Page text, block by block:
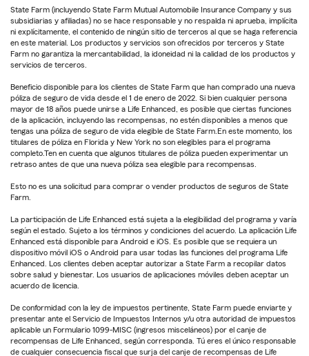
State Farm (incluyendo State Farm Mutual Automobile Insurance Company y sus
subsidiarias y afiliadas) no se hace responsable y no respalda ni aprueba, implícita
ni explícitamente, el contenido de ningún sitio de terceros al que se haga referencia
en este material. Los productos y servicios son ofrecidos por terceros y State
Farm no garantiza la mercantabilidad, la idoneidad ni la calidad de los productos y
servicios de terceros.
Beneficio disponible para los clientes de State Farm que han comprado una nueva
póliza de seguro de vida desde el 1 de enero de 2022. Si bien cualquier persona
mayor de 18 años puede unirse a Life Enhanced, es posible que ciertas funciones
de la aplicación, incluyendo las recompensas, no estén disponibles a menos que
tengas una póliza de seguro de vida elegible de State Farm.En este momento, los
titulares de póliza en Florida y New York no son elegibles para el programa
completo.Ten en cuenta que algunos titulares de póliza pueden experimentar un
retraso antes de que una nueva póliza sea elegible para recompensas.
Esto no es una solicitud para comprar o vender productos de seguros de State
Farm.
La participación de Life Enhanced está sujeta a la elegibilidad del programa y varía
según el estado. Sujeto a los términos y condiciones del acuerdo. La aplicación Life
Enhanced está disponible para Android e iOS. Es posible que se requiera un
dispositivo móvil iOS o Android para usar todas las funciones del programa Life
Enhanced. Los clientes deben aceptar autorizar a State Farm a recopilar datos
sobre salud y bienestar. Los usuarios de aplicaciones móviles deben aceptar un
acuerdo de licencia.
De conformidad con la ley de impuestos pertinente, State Farm puede enviarte y
presentar ante el Servicio de Impuestos Internos y/u otra autoridad de impuestos
aplicable un Formulario 1099-MISC (ingresos misceláneos) por el canje de
recompensas de Life Enhanced, según corresponda. Tú eres el único responsable
de cualquier consecuencia fiscal que surja del canje de recompensas de Life